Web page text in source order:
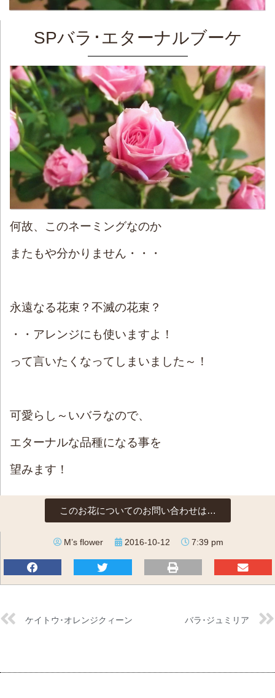
SPバラ･エターナルブーケ
何故、このネーミングなのか
またもや分かりません・・・
永遠なる花束？不滅の花束？
・・アレンジにも使いますよ！
って言いたくなってしまいました～！
可愛らし～いバラなので、
エターナルな品種になる事を
望みます！
このお花についてのお問い合わせは…
M’s flower 2016-10-12 7:39 pm
ケイトウ･オレンジクィーン バラ･ジュミリア